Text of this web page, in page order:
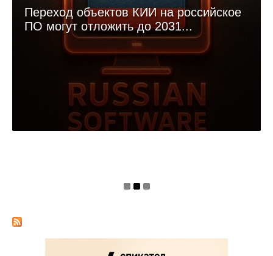
Переход объектов КИИ на российское
ПО могут отложить до 2031...